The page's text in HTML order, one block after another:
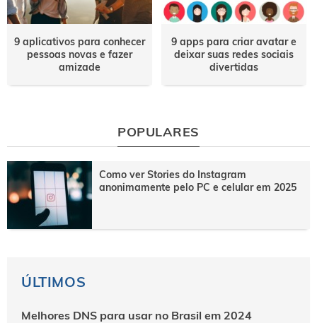
9 aplicativos para conhecer
pessoas novas e fazer
amizade
9 apps para criar avatar e
deixar suas redes sociais
divertidas
POPULARES
Como ver Stories do Instagram
anonimamente pelo PC e celular em 2025
ÚLTIMOS
Melhores DNS para usar no Brasil em 2024